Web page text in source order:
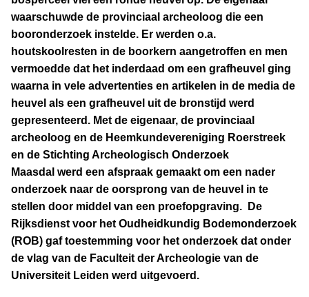
waarschuwde de provinciaal archeoloog die een
booronderzoek instelde. Er werden o.a.
houtskoolresten in de boorkern aangetroffen en men
vermoedde dat het inderdaad om een grafheuvel ging
waarna in vele advertenties en artikelen in de media de
heuvel als een grafheuvel uit de bronstijd werd
gepresenteerd. Met de eigenaar, de provinciaal
archeoloog en de Heemkundevereniging Roerstreek
en de Stichting Archeologisch Onderzoek
Maasdal werd een afspraak gemaakt om een nader
onderzoek naar de oorsprong van de heuvel in te
stellen door middel van een proefopgraving.
De
Rijksdienst voor het Oudheidkundig Bodemonderzoek
(ROB) gaf toestemming voor het onderzoek dat onder
de vlag van de Faculteit der Archeologie van de
Universiteit Leiden werd uitgevoerd.